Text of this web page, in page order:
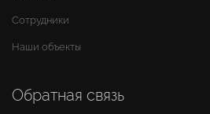
Сотрудники
Наши объекты
Обратная связь